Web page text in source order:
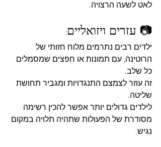
לאט לשעה הרצויה.
📷 עזרים ויזואליים:
ילדים רבים נתרמים מלוח חזותי של
הרוטינה, עם תמונות או חפצים שמסמלים
כל שלב.
זה עוזר לצמצם התנגדויות ומגביר תחושת
שליטה.
לילדים גדולים יותר אפשר להכין רשימה
מסודרת של הפעולות שתהיה תלויה במקום
נגיש.